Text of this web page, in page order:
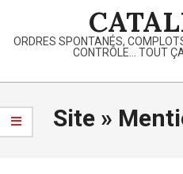
content
ORDRES SPONTANÉS,
CONTRÔLE… TOUT
Primary
Menu
Site »